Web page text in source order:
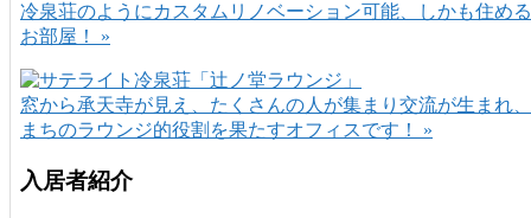
冷泉荘のようにカスタムリノベーション可能、しかも住める
お部屋！ »
窓から承天寺が見え、たくさんの人が集まり交流が生まれ、
まちのラウンジ的役割を果たすオフィスです！ »
入居者紹介